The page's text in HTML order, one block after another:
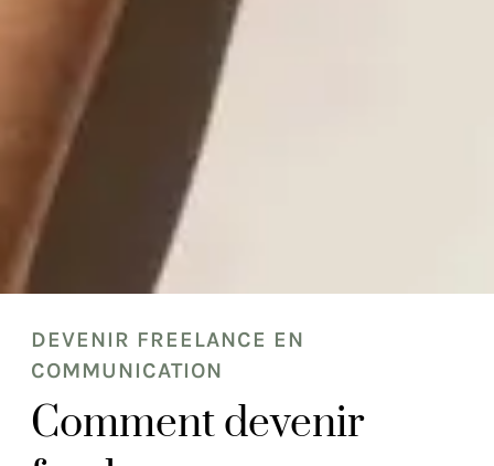
DEVENIR FREELANCE EN
COMMUNICATION
Comment devenir